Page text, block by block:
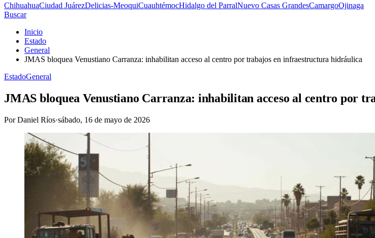
ChihuahuaCiudad JuárezDelicias-MeoquiCuauhtémocHidalgo del ParralNuevo Casas GrandesCamargoOjinaga
Buscar
Inicio
Estado
General
JMAS bloquea Venustiano Carranza: inhabilitan acceso al centro por trabajos en infraestructura hidráulica
EstadoGeneral
JMAS bloquea Venustiano Carranza: inhabilitan acceso al centro por
PorDaniel Ríos·sábado, 16 de mayo de 2026